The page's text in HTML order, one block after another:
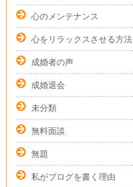
心のメンテナンス
心をリラックスさせる方法
成婚者の声
成婚退会
未分類
無料面談
無題
私がブログを書く理由